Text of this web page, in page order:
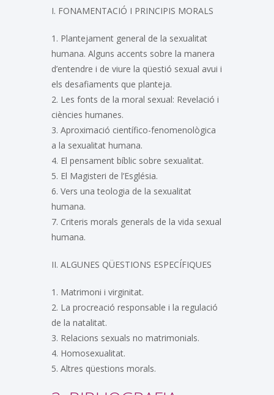
I. FONAMENTACIÓ I PRINCIPIS MORALS
1. Plantejament general de la sexualitat
humana. Alguns accents sobre la manera
d’entendre i de viure la qüestió sexual avui i
els desafiaments que planteja.
2. Les fonts de la moral sexual: Revelació i
ciències humanes.
3. Aproximació científico-fenomenològica
a la sexualitat humana.
4. El pensament bíblic sobre sexualitat.
5. El Magisteri de l’Església.
6. Vers una teologia de la sexualitat
humana.
7. Criteris morals generals de la vida sexual
humana.
II. ALGUNES QÜESTIONS ESPECÍFIQUES
1. Matrimoni i virginitat.
2. La procreació responsable i la regulació
de la natalitat.
3. Relacions sexuals no matrimonials.
4. Homosexualitat.
5. Altres qüestions morals.